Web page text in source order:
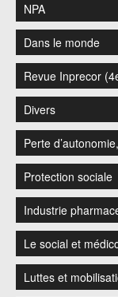
NPA
Dans le monde
Revue Inprecor
Divers
Perte
Protection sociale
Industrie
Le social et
Luttes et